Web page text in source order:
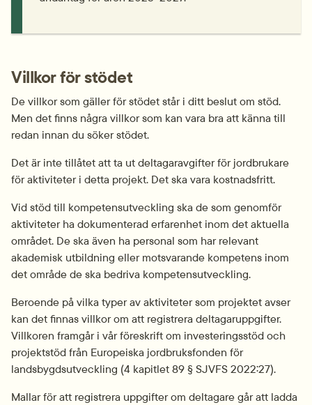
Villkor för stödet
De villkor som gäller för stödet står i ditt beslut om stöd.
Men det finns några villkor som kan vara bra att känna till
redan innan du söker stödet.
Det är inte tillåtet att ta ut deltagaravgifter för jordbrukare
för aktiviteter i detta projekt. Det ska vara kostnadsfritt.
Vid stöd till kompetensutveckling ska de som genomför
aktiviteter ha dokumenterad erfarenhet inom det aktuella
området. De ska även ha personal som har relevant
akademisk utbildning eller motsvarande kompetens inom
det område de ska bedriva kompetensutveckling.
Beroende på vilka typer av aktiviteter som projektet avser
kan det finnas villkor om att registrera deltagaruppgifter.
Villkoren framgår i vår föreskrift om investeringsstöd och
projektstöd från Europeiska jordbruksfonden för
landsbygdsutveckling (4 kapitlet 89 § SJVFS 2022:27).
Mallar för att registrera uppgifter om deltagare går att ladda